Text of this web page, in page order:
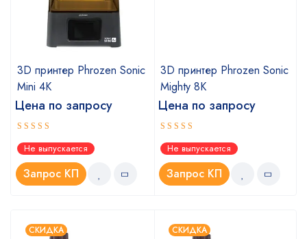
3D принтер Phrozen Sonic
Mini 4K
Цена по запросу
Оценка
5.00из 5
Не выпускается
Запрос КП
3D принтер Phrozen Sonic
Mighty 8K
Цена по запросу
Оценка
5.00из 5
Не выпускается
Запрос КП
СКИДКА
СКИДКА